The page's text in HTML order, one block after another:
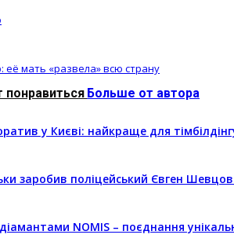
мать «развела» всю страну
Больше от автора
у Києві: найкраще для
заробив поліцейський Євген
NOMIS – поєднання